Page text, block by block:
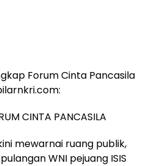
Forum Cinta Pancasila
CINTA PANCASILA
mewarnai ruang publik,
WNI pejuang ISIS